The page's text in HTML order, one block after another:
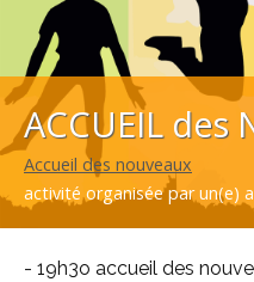
ACCUEIL des
Accueil des nouveaux
activité organisée par un(e)
- 19h3o accueil des